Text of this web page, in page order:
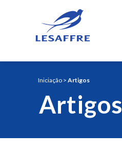
Artigos
Iniciação> Artigos